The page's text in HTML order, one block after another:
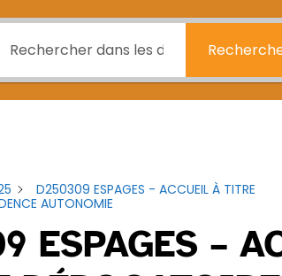
D250309 ESPAGES - ACCUEIL À TITRE
AUTONOMIE
ESPAGES –